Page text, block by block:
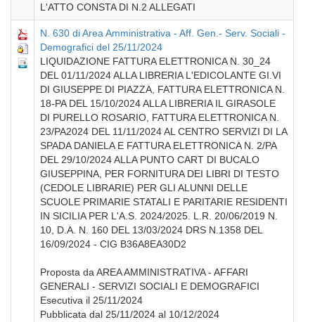
L'ATTO CONSTA DI N.2 ALLEGATI
N. 630 di Area Amministrativa - Aff. Gen.- Serv. Sociali -
Demografici del 25/11/2024
LIQUIDAZIONE FATTURA ELETTRONICA N. 30_24
DEL 01/11/2024 ALLA LIBRERIA L'EDICOLANTE GI.VI
DI GIUSEPPE DI PIAZZA, FATTURA ELETTRONICA N.
18-PA DEL 15/10/2024 ALLA LIBRERIA IL GIRASOLE
DI PURELLO ROSARIO, FATTURA ELETTRONICA N.
23/PA2024 DEL 11/11/2024 AL CENTRO SERVIZI DI LA
SPADA DANIELA E FATTURA ELETTRONICA N. 2/PA
DEL 29/10/2024 ALLA PUNTO CART DI BUCALO
GIUSEPPINA, PER FORNITURA DEI LIBRI DI TESTO
(CEDOLE LIBRARIE) PER GLI ALUNNI DELLE
SCUOLE PRIMARIE STATALI E PARITARIE RESIDENTI
IN SICILIA PER L'A.S. 2024/2025. L.R. 20/06/2019 N.
10, D.A. N. 160 DEL 13/03/2024 DRS N.1358 DEL
16/09/2024 - CIG B36A8EA30D2
Proposta da AREA AMMINISTRATIVA - AFFARI
GENERALI - SERVIZI SOCIALI E DEMOGRAFICI
Esecutiva il 25/11/2024
Pubblicata dal 25/11/2024 al 10/12/2024